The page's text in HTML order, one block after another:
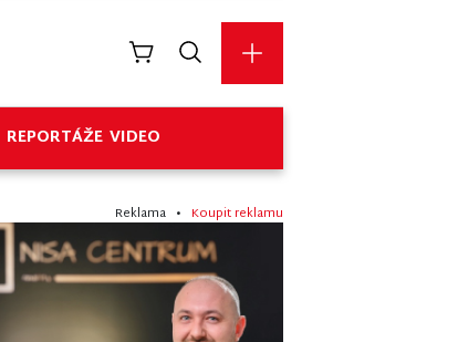
REPORTÁŽE VIDEO
Reklama • Koupit reklamu